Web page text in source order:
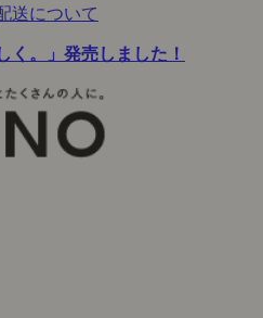
送について
く。」発売しました！